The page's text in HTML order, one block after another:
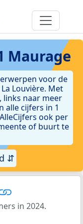
Maurage
voor de
Louvière. Met
links naar meer
alle cijfers in 1
ook per
of buurt te
⇵
in 2024.